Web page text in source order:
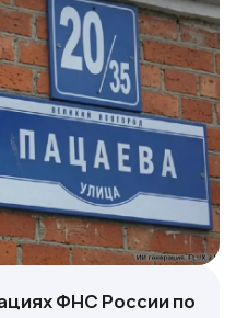
ФНС России по